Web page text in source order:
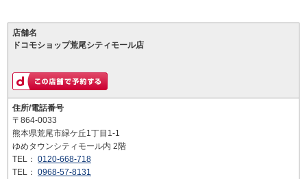
店舗名
ドコモショップ荒尾シティモール店
住所/電話番号
〒864-0033
熊本県荒尾市緑ケ丘1丁目1-1
ゆめタウンシティモール内 2階
TEL： 0120-668-718
TEL： 0968-57-8131